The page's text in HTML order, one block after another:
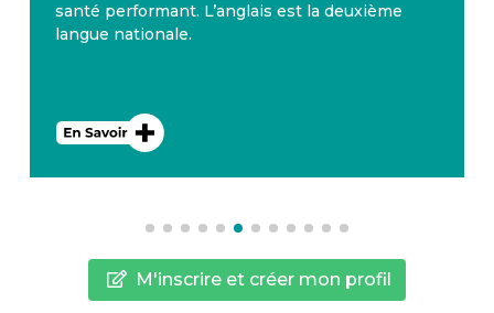
santé performant. L’anglais est la deuxième
langue nationale.
M'inscrire et créer mon profil